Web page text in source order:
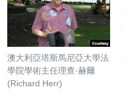
澳大利亞塔斯馬尼亞大學法
學院學術主任理查·赫爾
(Richard Herr)